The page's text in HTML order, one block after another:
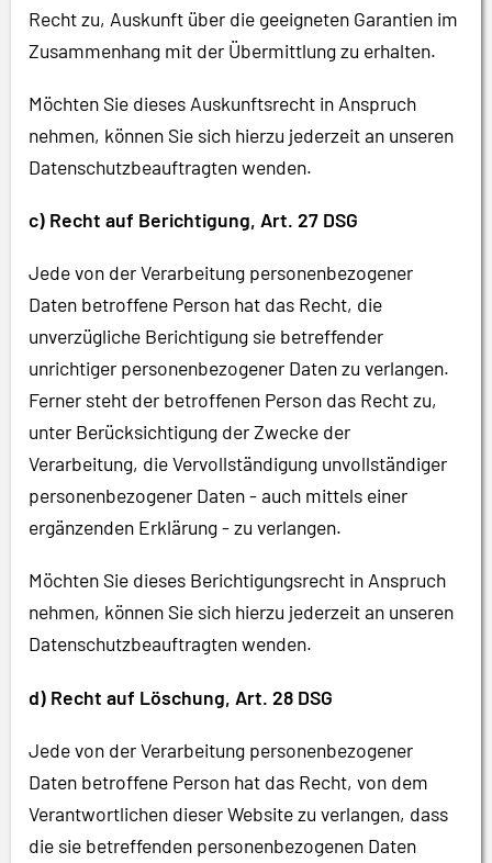
Recht zu, Auskunft über die geeigneten Garantien im
Zusammenhang mit der Übermittlung zu erhalten.
Möchten Sie dieses Auskunftsrecht in Anspruch
nehmen, können Sie sich hierzu jederzeit an unseren
Datenschutzbeauftragten wenden.
c) Recht auf Berichtigung, Art. 27 DSG
Jede von der Verarbeitung personenbezogener
Daten betroffene Person hat das Recht, die
unverzügliche Berichtigung sie betreffender
unrichtiger personenbezogener Daten zu verlangen.
Ferner steht der betroffenen Person das Recht zu,
unter Berücksichtigung der Zwecke der
Verarbeitung, die Vervollständigung unvollständiger
personenbezogener Daten - auch mittels einer
ergänzenden Erklärung - zu verlangen.
Möchten Sie dieses Berichtigungsrecht in Anspruch
nehmen, können Sie sich hierzu jederzeit an unseren
Datenschutzbeauftragten wenden.
d) Recht auf Löschung, Art. 28 DSG
Jede von der Verarbeitung personenbezogener
Daten betroffene Person hat das Recht, von dem
Verantwortlichen dieser Website zu verlangen, dass
die sie betreffenden personenbezogenen Daten